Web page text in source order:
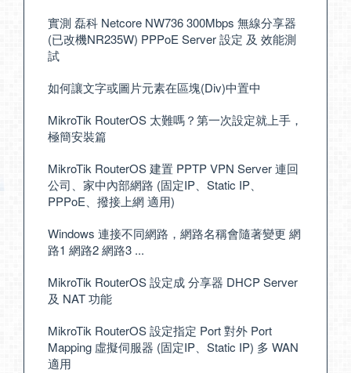
實測 磊科 Netcore NW736 300Mbps 無線分享器
(已改機NR235W) PPPoE Server 設定 及 效能測
試
如何讓文字或圖片元素在區塊(Div)中置中
MikroTik RouterOS 太難嗎？第一次設定就上手，
極簡安裝篇
MikroTik RouterOS 建置 PPTP VPN Server 連回
公司、家中內部網路 (固定IP、Static IP、
PPPoE、撥接上網 適用)
Windows 連接不同網路，網路名稱會隨著變更 網
路1 網路2 網路3 ...
MikroTik RouterOS 設定成 分享器 DHCP Server
及 NAT 功能
MikroTik RouterOS 設定指定 Port 對外 Port
Mapping 虛擬伺服器 (固定IP、Static IP) 多 WAN
適用